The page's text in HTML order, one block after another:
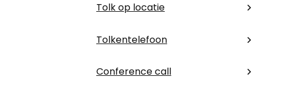
Tolk op locatie
Tolkentelefoon
Conference call